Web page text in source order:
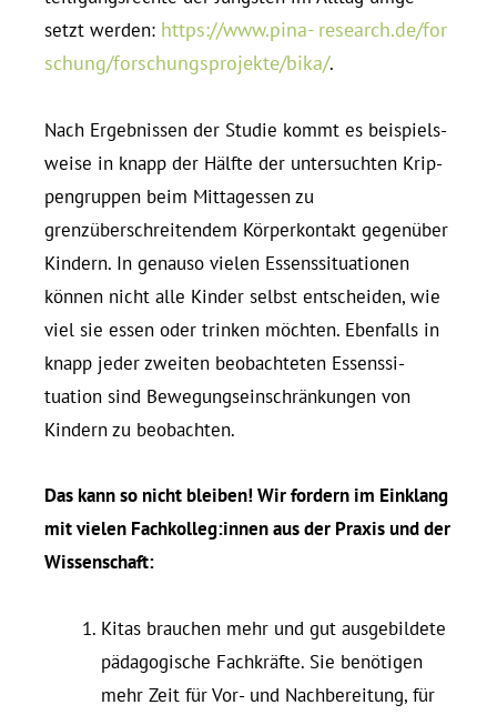
setzt werden: https://www.pina- re​search​.de/​f​o​r​
s​c​h​u​n​g​/​f​o​r​s​c​h​u​n​g​s​p​r​o​j​e​k​t​e​/​b​i​ka/.
Nach Er­geb­nissen der Studie kommt es bei­spiels­
weise in knapp der Hälfte der un­ter­suchten Krip­
pen­gruppen beim Mit­tag­essen zu
grenzüberschreitendem Körperkontakt gegenüber
Kindern. In ge­nauso vielen Es­sens­si­tua­tionen
können nicht alle Kinder selbst ent­scheiden, wie
viel sie essen oder trinken möchten. Eben­falls in
knapp jeder zweiten be­ob­ach­teten Es­sens­si­
tuation sind Bewegungseinschränkungen von
Kindern zu beobachten.
Das kann so nicht bleiben! Wir fordern im Ein­klang
mit vielen Fachkolleg:innen aus der Praxis und der
Wissenschaft:
Kitas brauchen mehr und gut aus­ge­bildete
pädagogische Fachkräfte. Sie benötigen
mehr Zeit für Vor- und Nach­be­reitung, für